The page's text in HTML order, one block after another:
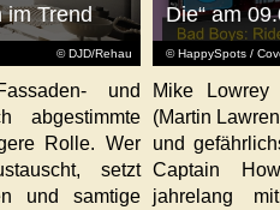
© DJD/Rehau
im Trend
und
abgestimmte
Rolle. Wer
setzt
und samtige
© HappySpots /
Die“ am
Mike
(Martin
und
Captain
jahrelang